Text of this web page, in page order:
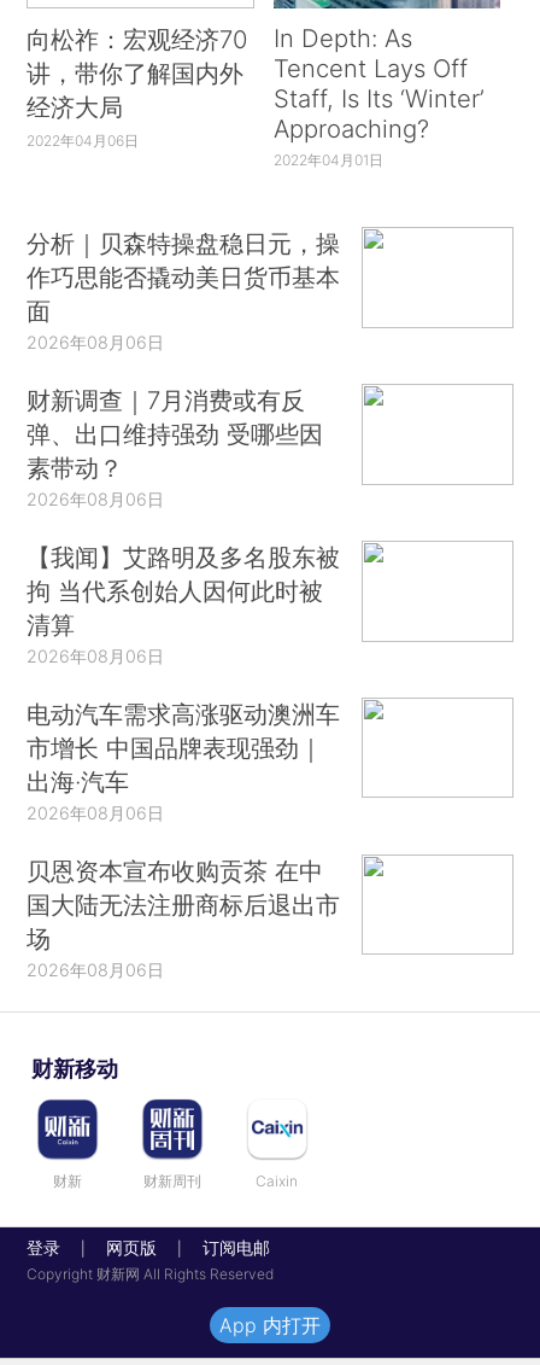
向松祚：宏观经济70
讲，带你了解国内外
经济大局
2022年04月06日
In Depth: As
Tencent Lays Off
Staff, Is Its ‘Winter’
Approaching?
2022年04月01日
分析｜贝森特操盘稳日元，操
作巧思能否撬动美日货币基本
面
2026年08月06日
财新调查｜7月消费或有反
弹、出口维持强劲 受哪些因
素带动？
2026年08月06日
【我闻】艾路明及多名股东被
拘 当代系创始人因何此时被
清算
2026年08月06日
电动汽车需求高涨驱动澳洲车
市增长 中国品牌表现强劲｜
出海·汽车
2026年08月06日
贝恩资本宣布收购贡茶 在中
国大陆无法注册商标后退出市
场
2026年08月06日
财新移动
财新 财新周刊 Caixin
登录 网页版 订阅电邮
Copyright 财新网 All Rights Reserved
App 内打开